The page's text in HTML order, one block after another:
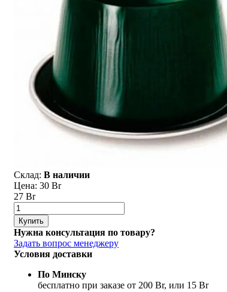
Склад: В наличии
Цена: 30 Br
27 Br
Купить
Нужна консультация по товару?
Задать вопрос менеджеру
Условия доставки
По Минску
бесплатно при заказе от 200 Br, или 15 Br